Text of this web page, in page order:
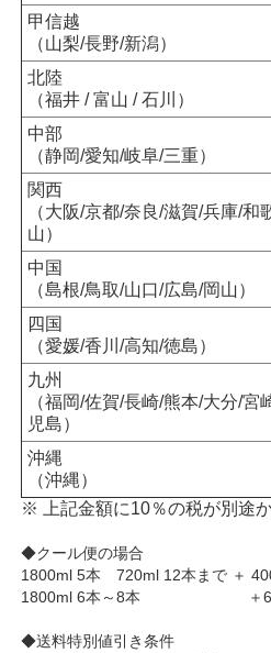
甲信越
（山梨/長野/新潟）
北陸
（福井 / 富山 / 石川）
中部
（静岡/愛知/岐阜/三重）
関西
（大阪/京都/奈良/滋賀/兵庫/和
山）
中国
（島根/鳥取/山口/広島/岡山）
四国
（愛媛/香川/高知/徳島）
九州
（福岡/佐賀/長崎/熊本/大分/宮
児島）
沖縄
（沖縄）
※ 上記金額に10％の税が別途か
◆クール便の場合
1800ml 5本 720ml 12本まで ＋
1800ml 6本～8本 ＋660
◆送料特別値引き条件